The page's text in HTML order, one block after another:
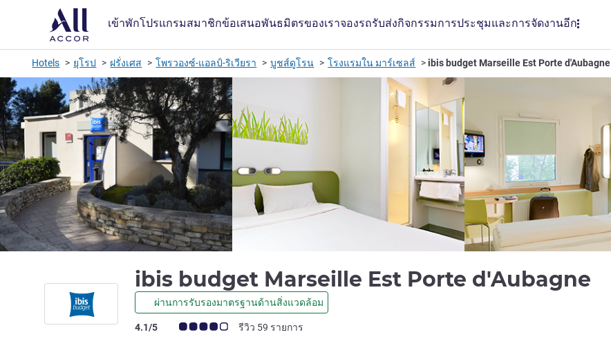
เข้าพักโปรแกรมสมาชิกข้อเสนอพันธมิตรของเราจองรถรับส่งกิจกรรมการประชุมและการจัดงานอีก
Hotels ยุโรป ฝรั่งเศส โพรวองซ์-แอลป์-ริเวียรา บูชส์ดูโรน โรงแรมใน มาร์เซลส์ ibis budget Marseille Est Porte d'Aubagne
ibis budget Marseille Est Porte d'Aubagne
ผ่านการรับรองมาตรฐานด้านสิ่งแวดล้อม
คะแนนความคิดเห็นจากแขก (เรทติ้งบน ALL)
4.1/5 รีวิว 59 รายการ